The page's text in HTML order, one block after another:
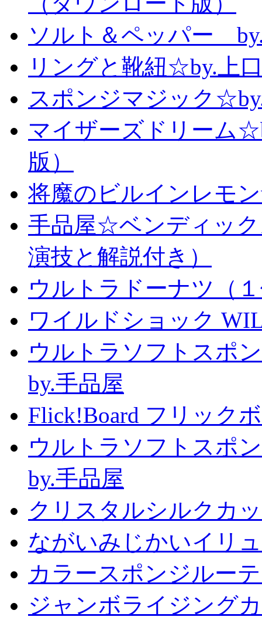
ソルト＆ペッパー
リングと靴紐☆by.上
スポンジマジック
マイザーズドリーム
版）
将魔のビルインレモ
手品屋☆ベンディッ
演技と解説付き）
ウルトラドーナツ（
ワイルドショック
ウルトラソフトスポ
by.手品屋
Flick!Board フリック
ウルトラソフトスポ
by.手品屋
クリスタルシルクカ
ながいみじかいイリ
カラースポンジルー
ジャンボライジング